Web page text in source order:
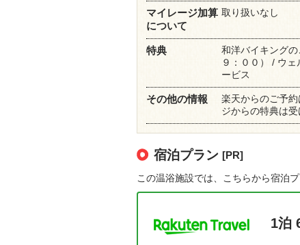
マイレージ加算
について
取り扱いなし
特典
和洋バイキング
９：００） / ウ
ービス
その他の情報
楽天からのご予
ジからの特典は受
宿泊プラン [PR]
この温浴施設では、こちらから宿泊
1泊